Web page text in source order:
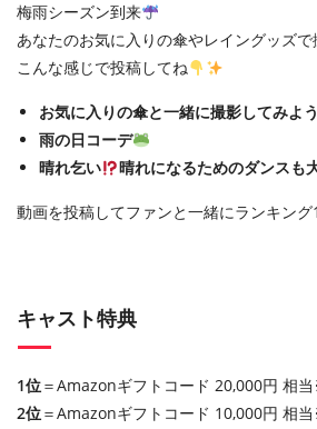
梅雨シーズン到来
あなたのお気に入りの傘やレイングッズで
こんな感じで投稿してね
お気に入りの傘と一緒に撮影してみよう
雨の日コーデ
晴れ乞い
晴れになるためのダンスも
動画を投稿してファンと一緒にランキング
キャスト特典
1位＝Amazonギフトコード 20,000円 相
2位＝Amazonギフトコード 10,000円 相